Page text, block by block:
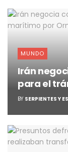
MUNDO
Irán
para el
BY SERPIENTES Y